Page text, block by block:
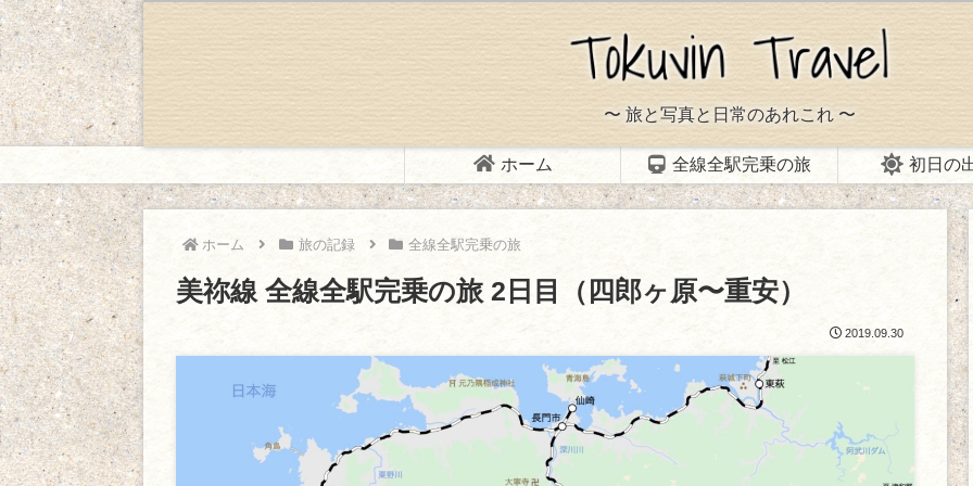
〜 旅と写真と日常のあれこれ 〜
ホーム 全線全駅完乗の旅 初日の
ホーム 旅の記録 全線全駅完乗の旅
美祢線 全線全駅完乗の旅 2日目（四郎ヶ原〜重安）
2019.09.30